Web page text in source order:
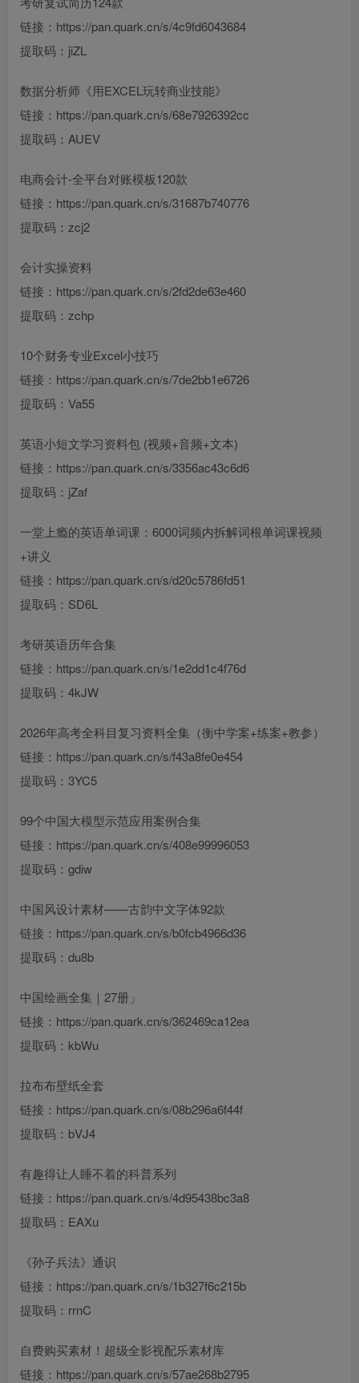
链接：https://pan.quark.cn/s/4c9fd6043684
提取码：jiZL
数据分析师《用EXCEL玩转商业技能》
链接：https://pan.quark.cn/s/68e7926392cc
提取码：AUEV
电商会计-全平台对账模板120款
链接：https://pan.quark.cn/s/31687b740776
提取码：zcj2
会计实操资料
链接：https://pan.quark.cn/s/2fd2de63e460
提取码：zchp
10个财务专业Excel小技巧
链接：https://pan.quark.cn/s/7de2bb1e6726
提取码：Va55
英语小短文学习资料包 (视频+音频+文本)
链接：https://pan.quark.cn/s/3356ac43c6d6
提取码：jZaf
一堂上瘾的英语单词课：6000词频内拆解词根单词课视频
+讲义
链接：https://pan.quark.cn/s/d20c5786fd51
提取码：SD6L
考研英语历年合集
链接：https://pan.quark.cn/s/1e2dd1c4f76d
提取码：4kJW
2026年高考全科目复习资料全集（衡中学案+练案+教参）
链接：https://pan.quark.cn/s/f43a8fe0e454
提取码：3YC5
99个中国大模型示范应用案例合集
链接：https://pan.quark.cn/s/408e99996053
提取码：gdiw
中国风设计素材——古韵中文字体92款
链接：https://pan.quark.cn/s/b0fcb4966d36
提取码：du8b
中国绘画全集｜27册」
链接：https://pan.quark.cn/s/362469ca12ea
提取码：kbWu
拉布布壁纸全套
链接：https://pan.quark.cn/s/08b296a6f44f
提取码：bVJ4
有趣得让人睡不着的科普系列
链接：https://pan.quark.cn/s/4d95438bc3a8
提取码：EAXu
《孙子兵法》通识
链接：https://pan.quark.cn/s/1b327f6c215b
提取码：rrnC
自费购买素材！超级全影视配乐素材库
链接：https://pan.quark.cn/s/57ae268b2795